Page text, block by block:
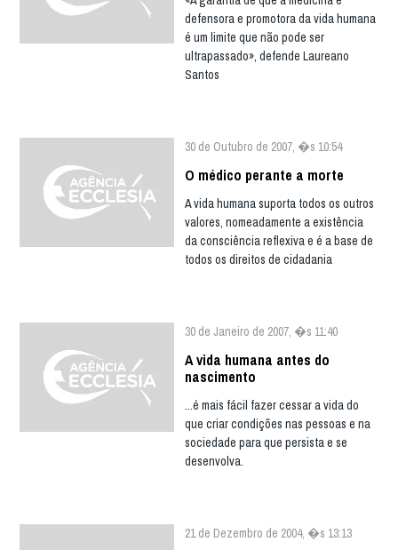
defensora e promotora da vida humana
é um limite que não pode ser
ultrapassado», defende Laureano
Santos
30 de Outubro de 2007, �s 10:54
O médico perante a morte
A vida humana suporta todos os outros
valores, nomeadamente a existência
da consciência reflexiva e é a base de
todos os direitos de cidadania
30 de Janeiro de 2007, �s 11:40
A vida humana antes do
nascimento
...é mais fácil fazer cessar a vida do
que criar condições nas pessoas e na
sociedade para que persista e se
desenvolva.
21 de Dezembro de 2004, �s 13:13